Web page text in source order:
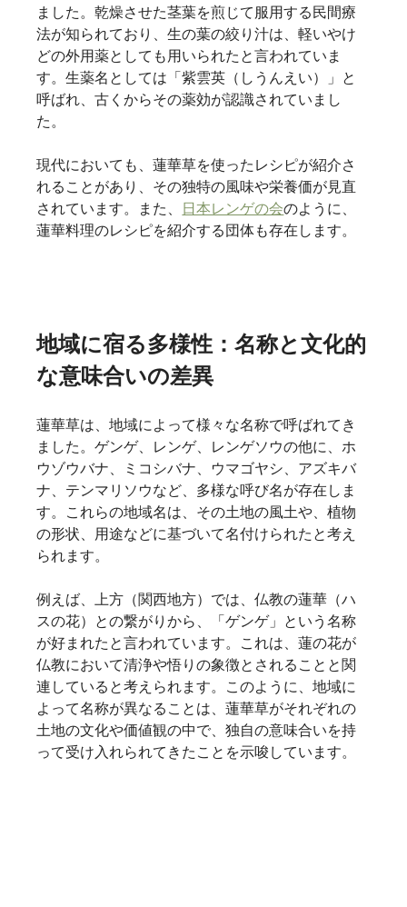
ました。乾燥させた茎葉を煎じて服用する民間療
法が知られており、生の葉の絞り汁は、軽いやけ
どの外用薬としても用いられたと言われていま
す。生薬名としては「紫雲英（しうんえい）」と
呼ばれ、古くからその薬効が認識されていまし
た。
現代においても、蓮華草を使ったレシピが紹介さ
れることがあり、その独特の風味や栄養価が見直
されています。また、 日本レンゲの会のように、
蓮華料理のレシピを紹介する団体も存在します。
地域に宿る多様性：名称と文化的
な意味合いの差異
蓮華草は、地域によって様々な名称で呼ばれてき
ました。ゲンゲ、レンゲ、レンゲソウの他に、ホ
ウゾウバナ、ミコシバナ、ウマゴヤシ、アズキバ
ナ、テンマリソウなど、多様な呼び名が存在しま
す。これらの地域名は、その土地の風土や、植物
の形状、用途などに基づいて名付けられたと考え
られます。
例えば、上方（関西地方）では、仏教の蓮華（ハ
スの花）との繋がりから、「ゲンゲ」という名称
が好まれたと言われています。これは、蓮の花が
仏教において清浄や悟りの象徴とされることと関
連していると考えられます。このように、地域に
よって名称が異なることは、蓮華草がそれぞれの
土地の文化や価値観の中で、独自の意味合いを持
って受け入れられてきたことを示唆しています。